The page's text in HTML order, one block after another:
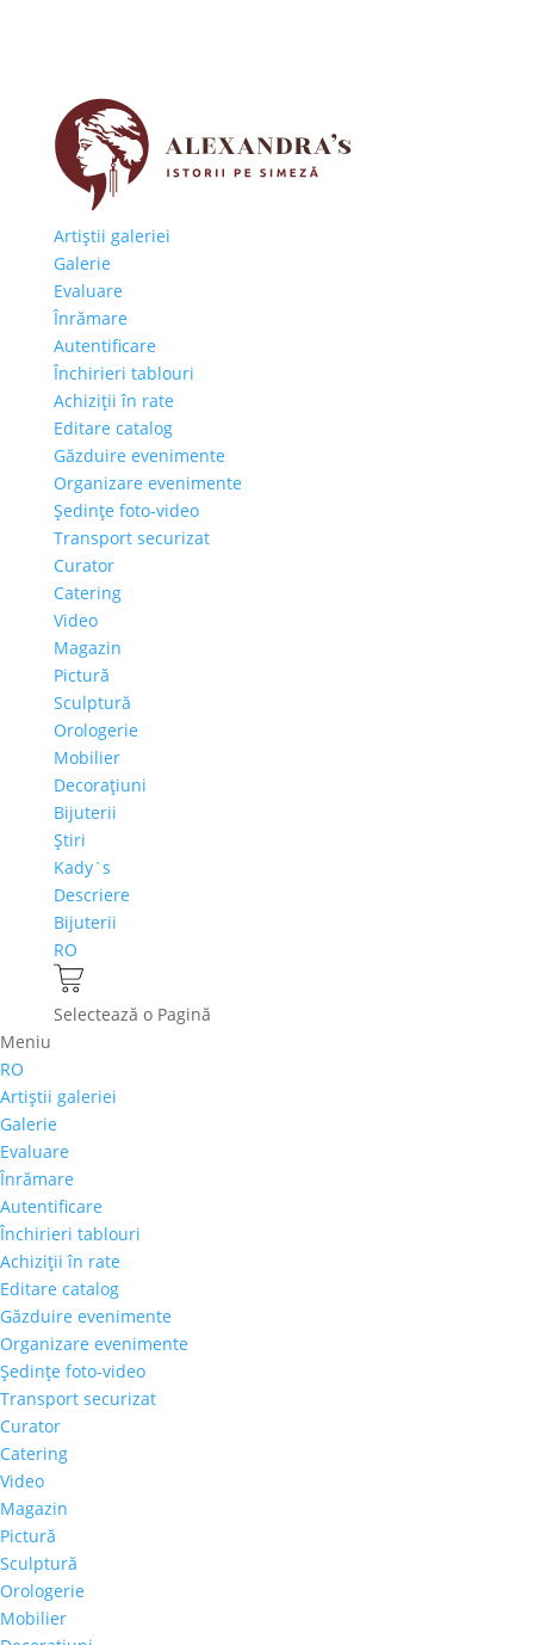
Artiştii galeriei
Galerie
Evaluare
Înrămare
Autentificare
Închirieri tablouri
Achiziţii în rate
Editare catalog
Găzduire evenimente
Organizare evenimente
Şedinţe foto-video
Transport securizat
Curator
Catering
Video
Magazin
Pictură
Sculptură
Orologerie
Mobilier
Decoraţiuni
Bijuterii
Ştiri
Kady`s
Descriere
Bijuterii
RO
Selectează o Pagină
Meniu
RO
Artiştii galeriei
Galerie
Evaluare
Înrămare
Autentificare
Închirieri tablouri
Achiziţii în rate
Editare catalog
Găzduire evenimente
Organizare evenimente
Şedinţe foto-video
Transport securizat
Curator
Catering
Video
Magazin
Pictură
Sculptură
Orologerie
Mobilier